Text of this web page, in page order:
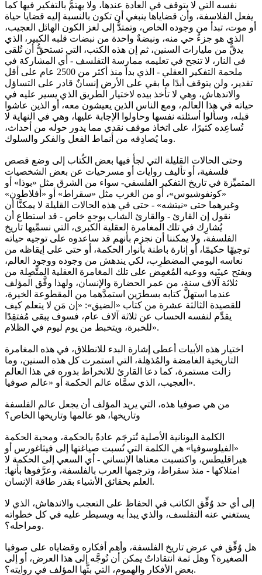
نفسه التي لا يتوقف في العادة عندها، ولا يهتمُّ بالتفكير فيها كما
يفعل الفلاسفة، وأن قضاياها ينبغي أن تكون بالنسبة إليه قضايا حياة
أو موت، تبدأ من وجوده الخاص، وتمتدُّ إلى لغز الكون الهائل العجيب،
الذي هو جزءٌ حي منه، ونبضةٌ واحدة من نبضات قلبه الكبير، الذي
يدقُّ من مليارات السنين، ثم إن هذه الكتب، التي تستحقُّ أن تُلقى
في النار، لا تنجح في تعليمه ممارسة التفلسف - أي المشاركة في
ملحمة التفكير العقلي - الذي بدأ منذ أكثر من 2500 عام على أقل
تقدير، ولن يتوقف أبدًا ما بقي على الأرض إنسانٌ قادر على التساؤل
والاندهاش، وهي لا تأخذ بيده لاختيار الطريق الذي يسير عليه في
حياته في هذا العالم، ومع الناس الذين يعيشون معه، أو الذين عاشوا
قبله، وسألوا أسئلته نفسها وحاولوا الإجابة عليها، وهي في النهاية لا
تُساعِده كثيرًا، على اتخاذ موقف نقدي مما يدور حوله من أحداث،
وما يُصادِفه من أنماط الفعل والفكر والسلوك.
وحتى الحالات القليلة التي لجأ فيها بعض الكُتاب إلى وضع قصص
فلسفية، أو تأليف روايات أو مسرحيات عن بعض الشخصيات
المتميِّزة في تاريخ التفكير الفلسفي- سواء من الشرق مثل «بوذا» أو
«كونفوشيوس»، أو من الغرب مثل «سقراط» أو «أفلاطون»
وغيرهما حتى «نيتشه» - حتى في هذه الحالات القليلة لا يمكنَّا أن
نقول إن القارئ - والقارئ الشاب بوجهٍ خاص - قد استطاع أن
يُشارِك في تلك المغامرة العقلية الكبرى، التي نسمِّيها تاريخ
الفلسفة، ولا يمكننا أن نجزم بأنهم قد ساعدوه على توجيه حياته
توجيهًا حكيمًا، أو إنارة باطنة بأنوار الحكمة، أو حتى على إيقاظه من
نعاسه اليومي المضطرِب، لكي يندهش من وجوده ووجود العالم،
ويفتح عينَيه ووعيه المُغمِض على تلك المغامرة العقلية المتَّصِلة من
ثلاثة آلاف سنة، من عمر الحضارة والإنسان، ولهذا وفَّق المؤلف
عندما استهلَّ كتابه بسطرَين استمدَّهما من المقطوعة الخيرة،
للقصيدة الثالثة عشرة من كتاب «الضيق»: «إن مَن لا يتعلم كيف
يقدِّم لنفسه الحساب عن ثلاثة آلاف عام، فسوف يبقى مُفتقِدًا
للخبرة، ويتخبط من يوم ليوم في الظلام».
اختيار هذه الأبيات أعطى إشارة البدء للانطلاق، في هذه المغامرة
التاريخية الغامضة والمُذهِلة، التي استمرت كل هذه السنين، وما
زالت مستمرة، كما دعا القارئ للانخراط بدوره في هذا العالم
العجيب، الذي سمَّاه عالم الحكمة أو «عالم صوفيا».
من هي صوفيا هذه، التي يريد المؤلف أن يجعل عالم الفلسفة
وتاريخها، هو عالمها وتاريخها الخاص؟
الكلمة اليونانية الأصلية تُترجَم عادةً بالحكمة، ومحبة الحكمة
«الفيلوسوفيا» هي الكلمة التي نُسبت صياغتها إلى فيثاغورس أو
هيراقليطس، واكتسبت معناها الإنساني - أي السعي إلى الحكمة لا
امتلاكها - منذ سقراط، وترجمها العرب بالفلسفة، وعرَّفوها بأنها:
العلم بحقائق الأشياء بقدر طاقة الإنسان.
إلى أي حد وُفِّق الكاتب في الحفاظ على التعجب والاندهاش، الذي لا
يستغني عنه التفلسف، والذي يبدأ به ويسيطر عليه في كل خطواته
ومراحله؟.
هل وُفِّق في عرض تاريخ الفلسفة، وأهم أفكاره وقضاياه على صوفيا
الصغيرة؟ وهل ثمة انتقاداتٌ يمكن أن تُوجَّه إلى هذا العرض، أو إلى
بعض الأفكار والهموم، التي بثَّها المؤلف في روايته؟.